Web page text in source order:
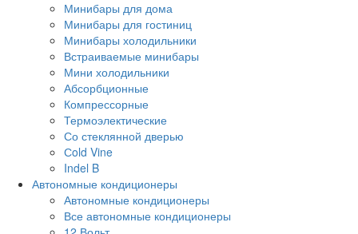
Минибары для дома
Минибары для гостиниц
Минибары холодильники
Встраиваемые минибары
Мини холодильники
Абсорбционные
Компрессорные
Термоэлектические
Со стеклянной дверью
Сold Vine
Indel B
Автономные кондиционеры
Автономные кондиционеры
Все автономные кондиционеры